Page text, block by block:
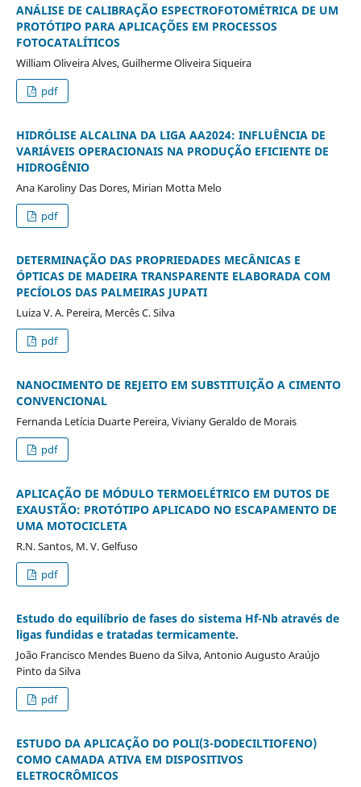
ANÁLISE DE CALIBRAÇÃO ESPECTROFOTOMÉTRICA DE UM
PROTÓTIPO PARA APLICAÇÕES EM PROCESSOS
FOTOCATALÍTICOS
William Oliveira Alves, Guilherme Oliveira Siqueira
pdf
HIDRÓLISE ALCALINA DA LIGA AA2024: INFLUÊNCIA DE
VARIÁVEIS OPERACIONAIS NA PRODUÇÃO EFICIENTE DE
HIDROGÊNIO
Ana Karoliny Das Dores, Mirian Motta Melo
pdf
DETERMINAÇÃO DAS PROPRIEDADES MECÂNICAS E
ÓPTICAS DE MADEIRA TRANSPARENTE ELABORADA COM
PECÍOLOS DAS PALMEIRAS JUPATI
Luiza V. A. Pereira, Mercês C. Silva
pdf
NANOCIMENTO DE REJEITO EM SUBSTITUIÇÃO A CIMENTO
CONVENCIONAL
Fernanda Letícia Duarte Pereira, Viviany Geraldo de Morais
pdf
APLICAÇÃO DE MÓDULO TERMOELÉTRICO EM DUTOS DE
EXAUSTÃO: PROTÓTIPO APLICADO NO ESCAPAMENTO DE
UMA MOTOCICLETA
R.N. Santos, M. V. Gelfuso
pdf
Estudo do equilíbrio de fases do sistema Hf-Nb através de
ligas fundidas e tratadas termicamente.
João Francisco Mendes Bueno da Silva, Antonio Augusto Araújo
Pinto da Silva
pdf
ESTUDO DA APLICAÇÃO DO POLI(3-DODECILTIOFENO)
COMO CAMADA ATIVA EM DISPOSITIVOS
ELETROCRÔMICOS